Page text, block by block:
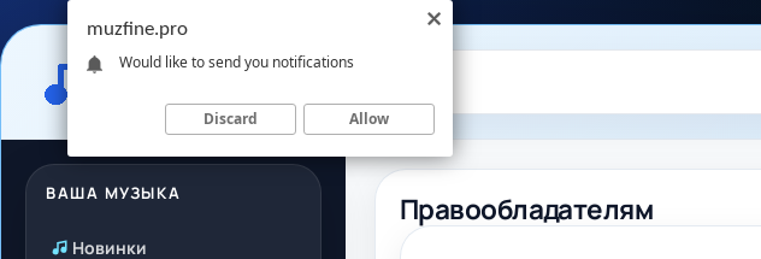
ВАША МУЗЫКА
Новинки
Правообладателям
muzfine.pro
Would like to send you notifications
Discard Allow